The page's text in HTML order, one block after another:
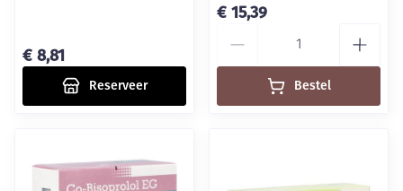
€ 8,81
Reserveer
€ 15,39
Bestel